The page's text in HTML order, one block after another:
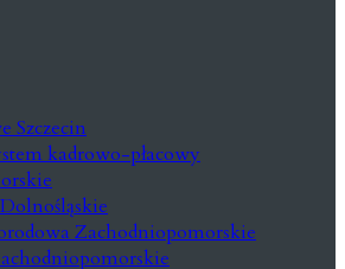
Szczecin
kadrowo-płacowy
Zachodniopomorskie